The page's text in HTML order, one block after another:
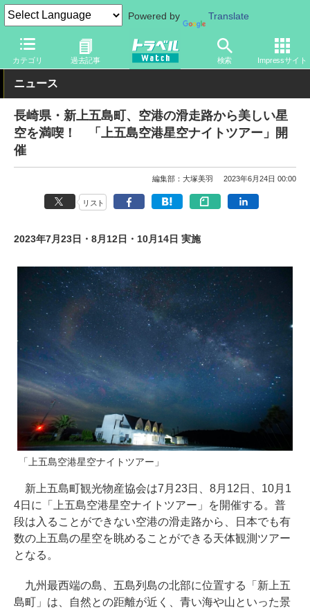
Powered by Translate
カテゴリ 過去記事 検索 Impressサイト
トラベル Watch 旅の方法 船旅
ニュース
長崎県・新上五島町、空港の滑走路から美しい星
空を満喫！ 「上五島空港星空ナイトツアー」開
催
編集部：大塚美羽 2023年6月24日 00:00
リスト
2023年7月23日・8月12日・10月14日 実施
「上五島空港星空ナイトツアー」
新上五島町観光物産協会は7月23日、8月12日、10月1
4日に「上五島空港星空ナイトツアー」を開催する。普
段は入ることができない空港の滑走路から、日本でも有
数の上五島の星空を眺めることができる天体観測ツアー
となる。
九州最西端の島、五島列島の北部に位置する「新上五
島町」は、自然との距離が近く、青い海や山といった景